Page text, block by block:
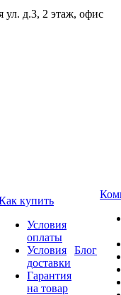
ул. д.3, 2 этаж, офис
купить
Условия
оплаты
Условия
доставки
Гарантия
на товар
Блог